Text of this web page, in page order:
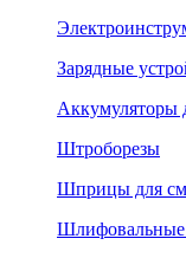
Зарядные
Аккумуляторы
Штроборезы
Шприцы для